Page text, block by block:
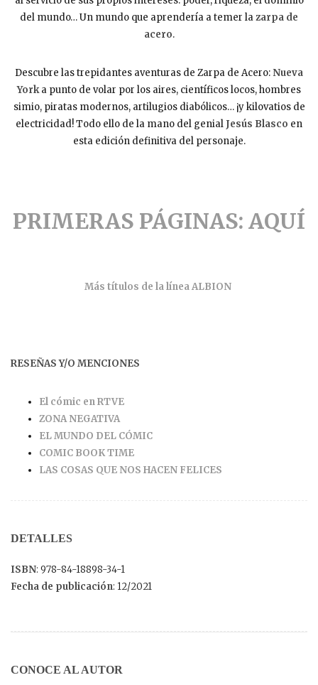
del mundo… Un mundo que aprendería a temer lazarpa de
acero.
Descubre las trepidantes aventuras de Zarpa de Acero:Nueva
Yorka punto de volar por los aires, científicos locos, hombres
simio, piratas modernos, artilugios diabólicos… ¡y kilovatios de
electricidad! Todo ello de la mano del genial Jesús Blasco en
esta edición definitiva del personaje.
PRIMERAS PÁGINAS: AQUÍ
Más títulos de la línea ALBION
RESEÑAS Y/O MENCIONES
El cómic en RTVE
ZONA NEGATIVA
EL MUNDO DEL CÓMIC
COMIC BOOK TIME
LAS COSAS QUE NOS HACEN FELICES
DETALLES
ISBN: 978-84-18898-34-1
Fecha de publicación: 12/2021
CONOCE AL AUTOR